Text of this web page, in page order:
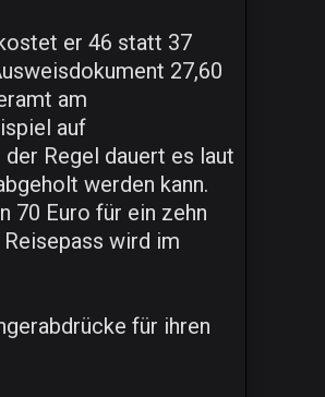
er 46 statt 37
27,60
am
auf
Regel dauert es laut
werden kann.
70 Euro für ein zehn
wird im
für ihren